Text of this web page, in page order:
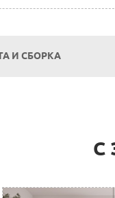
И СБОРКА
по адресу: г.
на расчетный С